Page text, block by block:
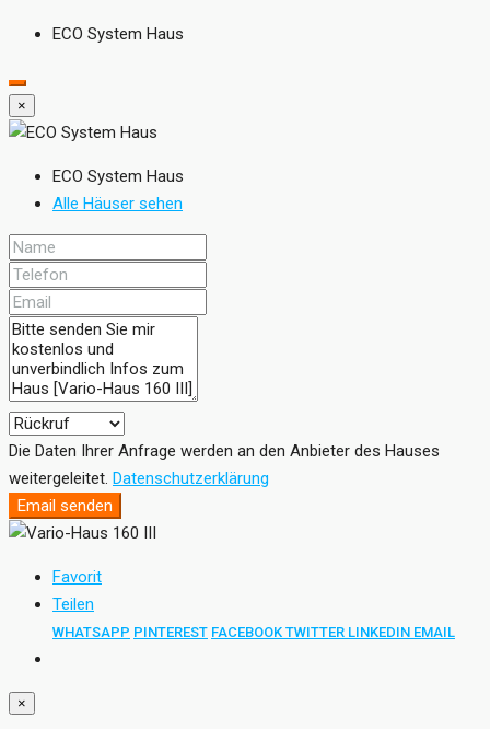
ECO System Haus
×
ECO System Haus
Alle Häuser sehen
Die Daten Ihrer Anfrage werden an den Anbieter des Hauses
weitergeleitet. Datenschutzerklärung
Email senden
Favorit
Teilen
WHATSAPP PINTEREST FACEBOOK TWITTER LINKEDIN EMAIL
×